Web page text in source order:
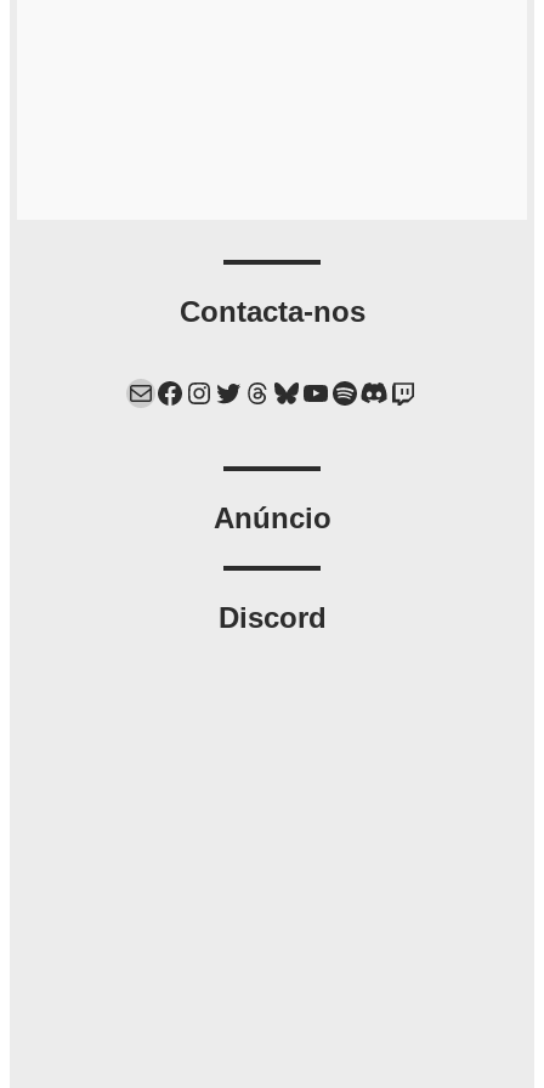
Contacta-nos
Mail Facebook Instagram Twitter Threads Bluesky YouTube Spotify Discord Twitch
Anúncio
Discord